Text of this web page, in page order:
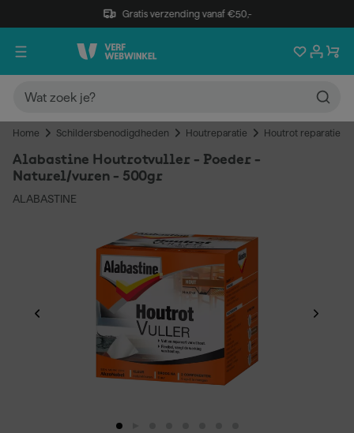
Gratis verzending vanaf €50,-
Home Schildersbenodigdheden Houtreparatie Houtrot reparatie
Alabastine Houtrotvuller - Poeder -
Naturel/vuren - 500gr
ALABASTINE